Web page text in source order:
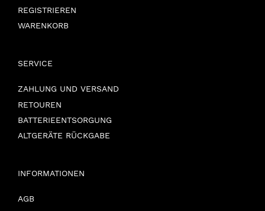
REGISTRIEREN
WARENKORB
SERVICE
ZAHLUNG UND VERSAND
RETOUREN
BATTERIEENTSORGUNG
ALTGERÄTE RÜCKGABE
INFORMATIONEN
AGB